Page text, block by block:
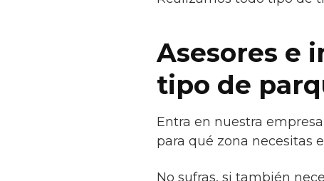
Asesores e
tipo de
Entra en nuestra
para qué zona necesitas
No sufras, si también